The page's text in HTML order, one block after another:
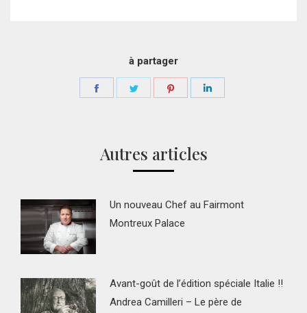
à partager
Partager Partager
Partager
Autres articles
Un nouveau Chef au Fairmont
Montreux Palace
Avant-goût de l’édition spéciale Italie !!
Andrea Camilleri – Le père de